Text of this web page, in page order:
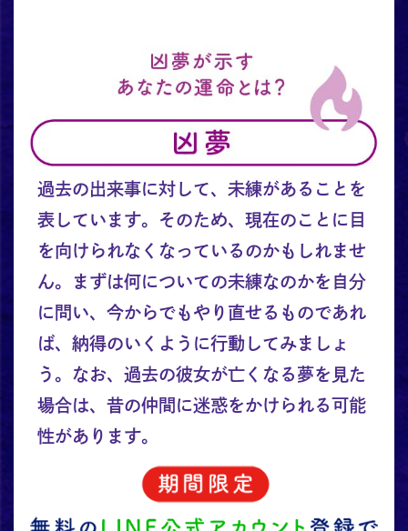
過去の出来事に対して、未練があることを
表しています。そのため、現在のことに目
を向けられなくなっているのかもしれませ
ん。まずは何についての未練なのかを自分
に問い、今からでもやり直せるものであれ
ば、納得のいくように行動してみましょ
う。なお、過去の彼女が亡くなる夢を見た
場合は、昔の仲間に迷惑をかけられる可能
性があります。